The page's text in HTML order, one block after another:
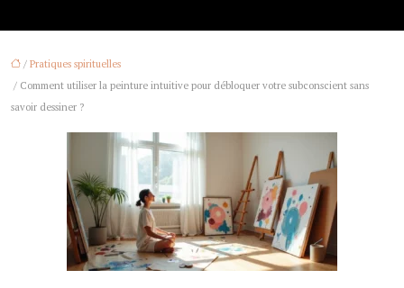
/ Pratiques spirituelles
/ Comment utiliser la peinture intuitive pour débloquer votre subconscient sans
savoir dessiner ?